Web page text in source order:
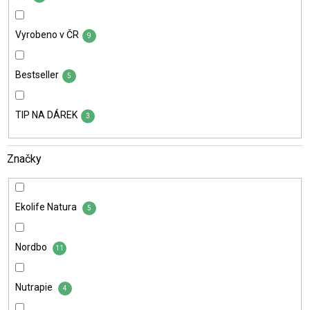
Vyrobeno v ČR 9
Bestseller 5
TIP NA DÁREK 3
Značky
Ekolife Natura 5
Nordbo 11
Nutrapie 4